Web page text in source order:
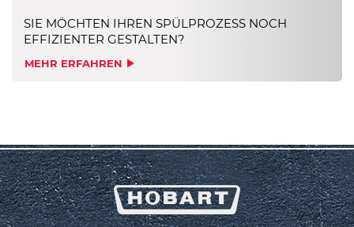
SIE MÖCHTEN IHREN SPÜLPROZESS NOCH
EFFIZIENTER GESTALTEN?
MEHR ERFAHREN